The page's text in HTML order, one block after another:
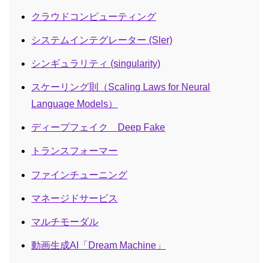
クラウドコンピューティング
システムインテグレーター (Sler)
シンギュラリティ (singularity)
スケーリング則（Scaling Laws for Neural
Language Models）
ディープフェイク Deep Fake
トランスフォーマー
ファインチューニング
マネージドサービス
マルチモーダル
動画生成AI「Dream Machine」